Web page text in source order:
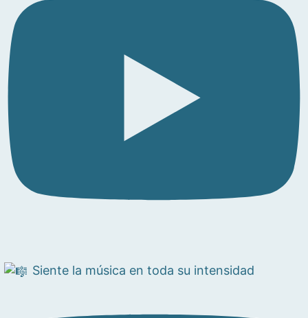
Siente la música en toda su intensidad